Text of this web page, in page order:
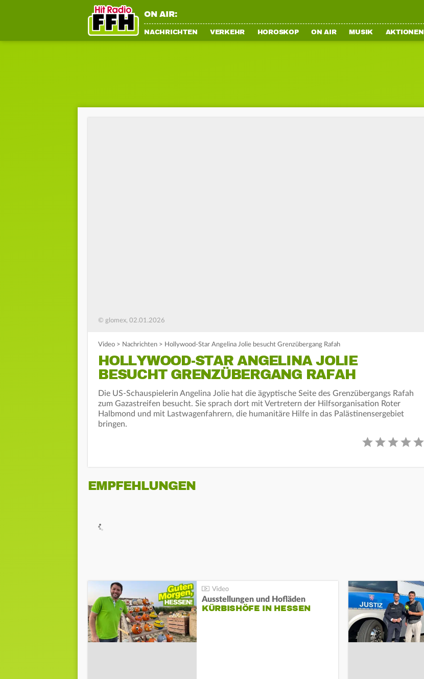
ON AIR:
NACHRICHTEN VERKEHR HOROSKOP ON AIR MUSIK AKTIONEN
© glomex, 02.01.2026
Video > Nachrichten > Hollywood-Star Angelina Jolie besucht Grenzübergang Rafah
HOLLYWOOD-STAR ANGELINA JOLIE
BESUCHT GRENZÜBERGANG RAFAH
Die US-Schauspielerin Angelina Jolie hat die ägyptische Seite des Grenzübergangs Rafah
zum Gazastreifen besucht. Sie sprach dort mit Vertretern der Hilfsorganisation Roter
Halbmond und mit Lastwagenfahrern, die humanitäre Hilfe in das Palästinensergebiet
bringen.
EMPFEHLUNGEN
Ausstellungen und Hofläden
KÜRBISHÖFE IN HESSEN